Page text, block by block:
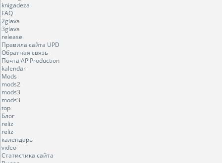
knigadeza
FAQ
2glava
3glava
release
Правила сайта UPD
Обратная связь
Почта AP Production
kalendar
Mods
mods2
mods3
mods3
top
Блог
reliz
reliz
календарь
video
Статистика сайта